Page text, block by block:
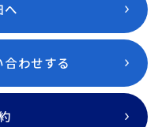
へ
わせする